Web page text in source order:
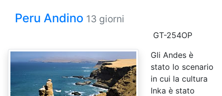
Peru Andino 13 giorni
GT-254OP
Gli Andes è
stato lo scenario
in cui la cultura
Inka è stato